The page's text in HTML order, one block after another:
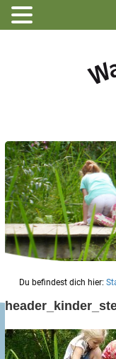
Du befindest dich hier: